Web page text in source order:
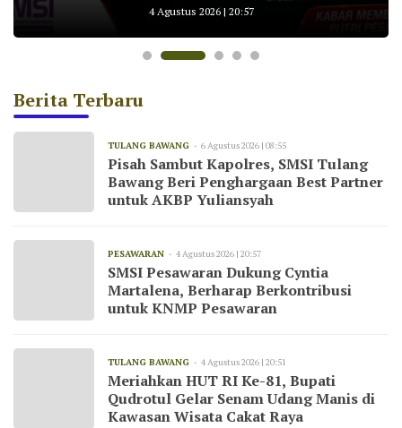
untuk AKBP Yuliansyah
KNMP Pesawaran
4 Agustus 2026 | 20:57
Wisata Cakat Raya
Tulang Bawang
Kemarau
Berita Terbaru
TULANG BAWANG 6 Agustus 2026 | 08:55
Pisah Sambut Kapolres, SMSI Tulang
Bawang Beri Penghargaan Best Partner
untuk AKBP Yuliansyah
PESAWARAN 4 Agustus 2026 | 20:57
SMSI Pesawaran Dukung Cyntia
Martalena, Berharap Berkontribusi
untuk KNMP Pesawaran
TULANG BAWANG 4 Agustus 2026 | 20:51
Meriahkan HUT RI Ke-81, Bupati
Qudrotul Gelar Senam Udang Manis di
Kawasan Wisata Cakat Raya